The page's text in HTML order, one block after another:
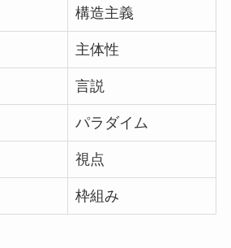
構造主義
主体性
言説
パラダイム
視点
枠組み